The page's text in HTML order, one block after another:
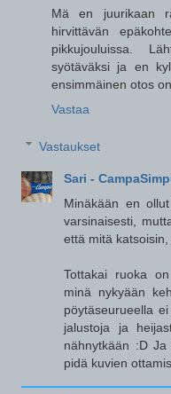
Mä en juurikaan
hirvittävän
pikkujouluissa.
syötäväksi ja en
ensimmäinen otos
Vastaa
Vastaukset
Sari -
Minäkään en
varsinaisesti,
että mitä
Tottakai ruoka
minä nykyään
pöytäseurueella
jalustoja ja
nähnytkään :D
pidä kuvien